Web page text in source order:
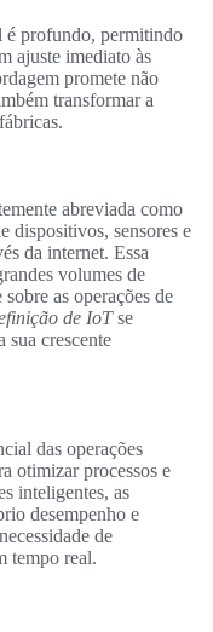
é profundo, permitindo
ajuste imediato às
promete não
transformar a
abreviada como
dispositivos, sensores e
da internet. Essa
volumes de
as operações de
de IoTse
crescente
das operações
otimizar processos e
inteligentes, as
desempenho e
de
tempo real.